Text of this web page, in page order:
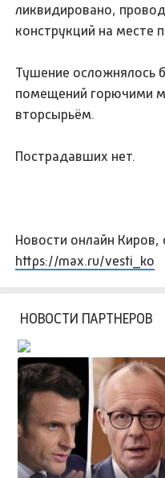
ликвидировано,
конструкций на месте
Тушение осложнялось
помещений горючими
вторсырьëм.
Пострадавших нет.
Новости онлайн
https://max.ru/vesti_ko
НОВОСТИ ПАРТНЕРОВ